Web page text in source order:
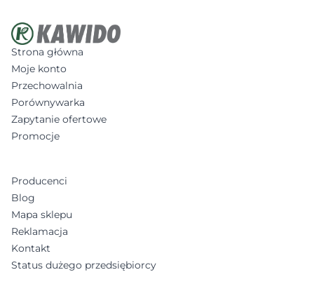
Strona główna
Moje konto
Przechowalnia
Porównywarka
Zapytanie ofertowe
Promocje
Producenci
Blog
Mapa sklepu
Reklamacja
Kontakt
Status dużego przedsiębiorcy